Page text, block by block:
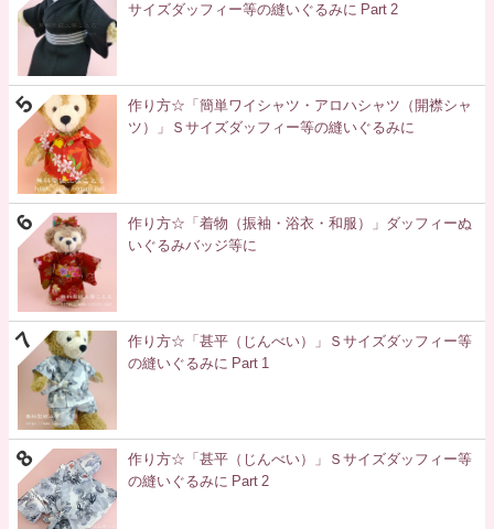
サイズダッフィー等の縫いぐるみに Part 2
作り方☆「簡単ワイシャツ・アロハシャツ（開襟シャ
ツ）」Ｓサイズダッフィー等の縫いぐるみに
作り方☆「着物（振袖・浴衣・和服）」ダッフィーぬ
いぐるみバッジ等に
作り方☆「甚平（じんべい）」Ｓサイズダッフィー等
の縫いぐるみに Part 1
作り方☆「甚平（じんべい）」Ｓサイズダッフィー等
の縫いぐるみに Part 2